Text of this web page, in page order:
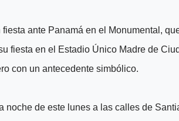
ante Panamá en el Monumental,
fiesta en el Estadio Único Madre de
con un antecedente simbólico.
noche de este lunes a las calles de